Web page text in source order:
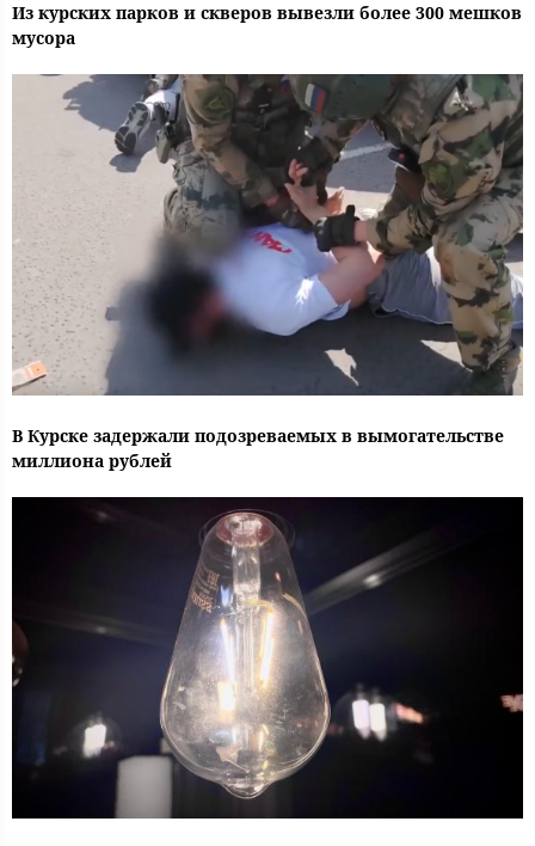
Из курских парков и скверов вывезли более 300 мешков
мусора
В Курске задержали подозреваемых в вымогательстве
миллиона рублей